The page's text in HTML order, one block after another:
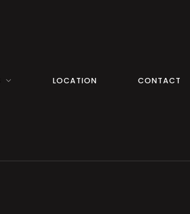
LOCATION CONTACT